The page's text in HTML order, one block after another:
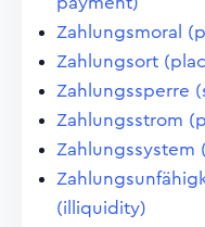
Zahlungsmoral
Zahlungsort
Zahlungssperre
Zahlungsstrom
Zahlungssystem
(illiquidity)